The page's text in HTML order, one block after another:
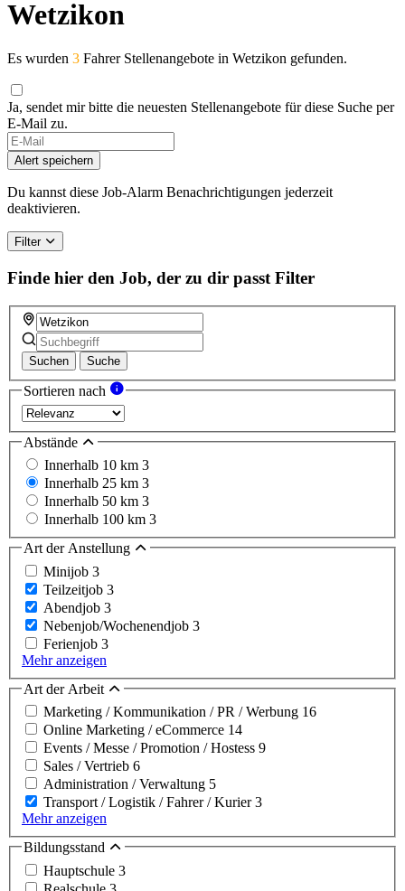
Wetzikon
Es wurden 3 Fahrer Stellenangebote in Wetzikon gefunden.
Ja, sendet mir bitte die neuesten Stellenangebote für diese Suche per
E-Mail zu.
Alert speichern
Du kannst diese Job-Alarm Benachrichtigungen jederzeit
deaktivieren.
Filter
Finde hier den Job, der zu dir passt Filter
Suchen Suche
Sortieren nach
Abstände
Innerhalb 10 km 3
Innerhalb 25 km 3
Innerhalb 50 km 3
Innerhalb 100 km 3
Art der Anstellung
Minijob 3
Teilzeitjob 3
Abendjob 3
Nebenjob/Wochenendjob 3
Ferienjob 3
Mehr anzeigen
Art der Arbeit
Marketing / Kommunikation / PR / Werbung 16
Online Marketing / eCommerce 14
Events / Messe / Promotion / Hostess 9
Sales / Vertrieb 6
Administration / Verwaltung 5
Transport / Logistik / Fahrer / Kurier3
Mehr anzeigen
Bildungsstand
Hauptschule 3